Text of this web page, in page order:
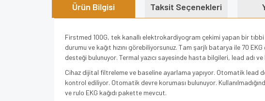
Ürün Bilgisi Taksit Seçenekleri
Firstmed 100G, tek kanallı elektrokardiyogram çekimi yapan bir
durumu ve kağıt hızını görebiliyorsunuz. Tam şarjlı batarya ile 70
desteği bulunuyor. Termal yazıcı sayesinde hasta bilgileri, lead adı
Cihaz dijital filtreleme ve baseline ayarlama yapıyor. Otomatik lead
kontrol ediliyor. Otomatik devre koruması bulunuyor.
ve rulo EKG kağıdı pakette mevcut.